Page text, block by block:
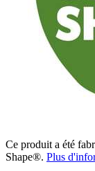
Ce produit a été
Shape®. Plus